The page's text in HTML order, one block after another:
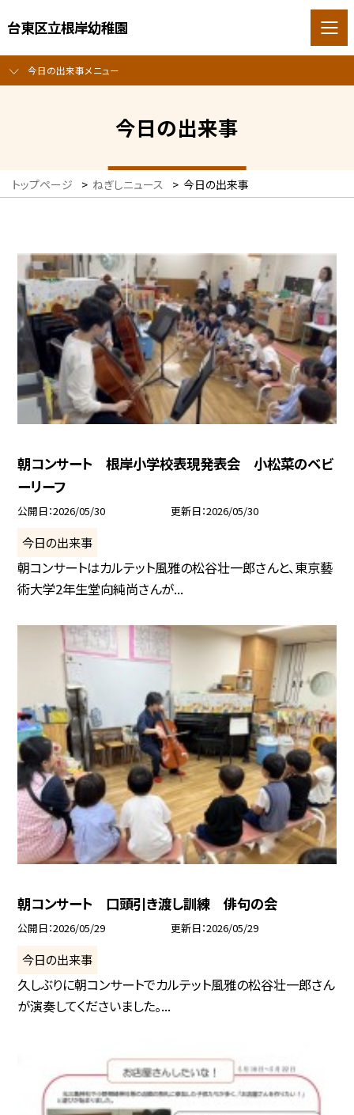
台東区立根岸幼稚園
今日の出来事メニュー
今日の出来事
トップページ > ねぎしニュース > 今日の出来事
朝コンサート 根岸小学校表現発表会 小松菜のベビ
ーリーフ
公開日 2026/05/30 更新日 2026/05/30
今日の出来事
朝コンサートはカルテット風雅の松谷壮一郎さんと、東京藝
術大学2年生堂向純尚さんが...
朝コンサート 口頭引き渡し訓練 俳句の会
公開日 2026/05/29 更新日 2026/05/29
今日の出来事
久しぶりに朝コンサートでカルテット風雅の松谷壮一郎さん
が演奏してくださいました。...